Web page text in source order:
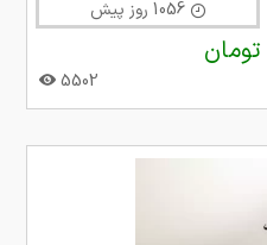
1056 روز پیش
5502